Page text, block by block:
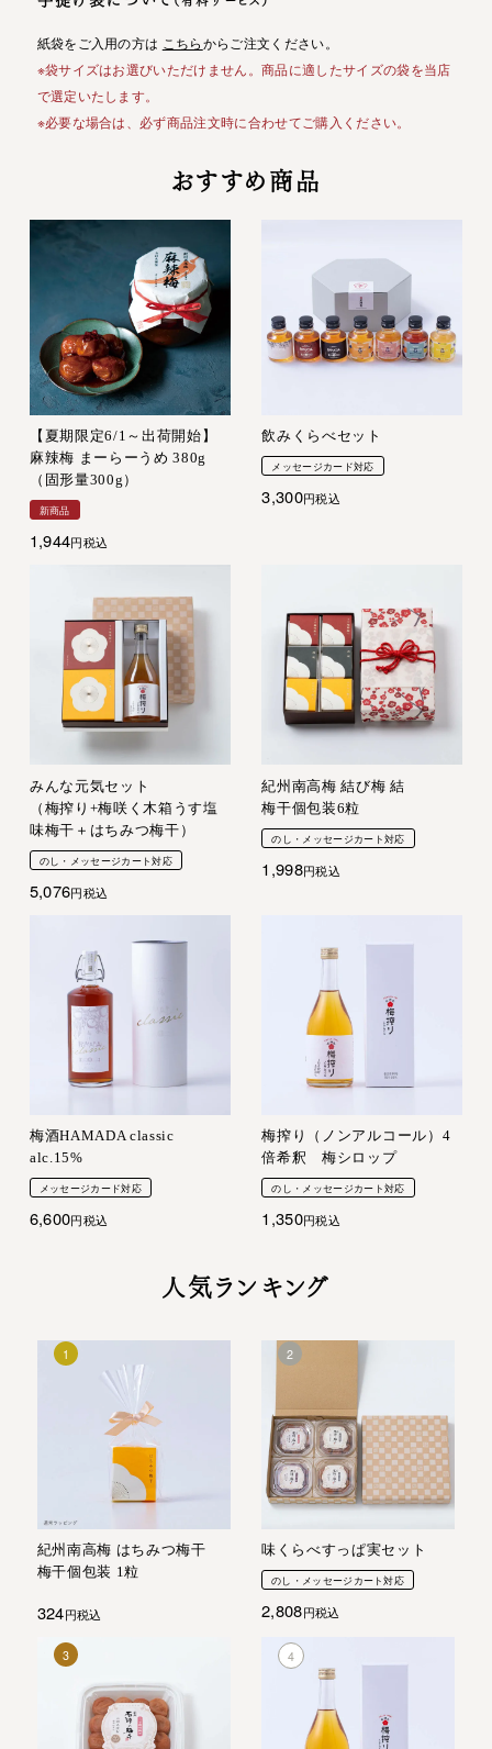
紙袋をご入用の方は こちらからご注文ください。
※袋サイズはお選びいただけません。商品に適したサイズの袋を当店
で選定いたします。
※必要な場合は、必ず商品注文時に合わせてご購入ください。
おすすめ商品
【夏期限定6/1～出荷開始】
麻辣梅 まーらーうめ 380g
（固形量300g）
新商品
1,944 税込
飲みくらべセット
メッセージカード対応
3,300 税込
みんな元気セット
（梅搾り+梅咲く木箱うす塩
味梅干＋はちみつ梅干）
のし・メッセージカート対応
5,076 税込
紀州南高梅 結び梅 結
梅干個包装6粒
のし・メッセージカート対応
1,998 税込
梅酒HAMADA classic
alc.15%
メッセージカード対応
6,600 税込
梅搾り（ノンアルコール）4
倍希釈 梅シロップ
のし・メッセージカート対応
1,350 税込
人気ランキング
紀州南高梅 はちみつ梅干
梅干個包装 1粒
324 税込
味くらべすっぱ実セット
のし・メッセージカート対応
2,808 税込